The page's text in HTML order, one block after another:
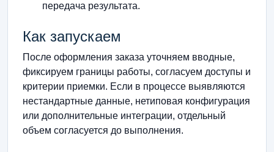
передача результата.
Как запускаем
После оформления заказа уточняем вводные,
фиксируем границы работы, согласуем доступы и
критерии приемки. Если в процессе выявляются
нестандартные данные, нетиповая конфигурация
или дополнительные интеграции, отдельный
объем согласуется до выполнения.